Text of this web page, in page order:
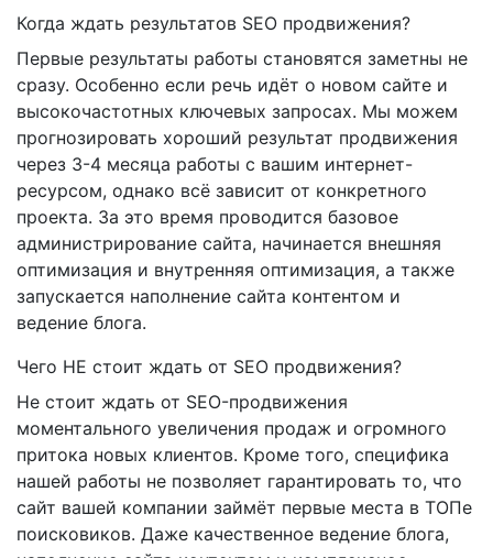
Когда ждать результатов SEO продвижения?
Первые результаты работы становятся заметны не
сразу. Особенно если речь идёт о новом сайте и
высокочастотных ключевых запросах. Мы можем
прогнозировать хороший результат продвижения
через 3-4 месяца работы с вашим интернет-
ресурсом, однако всё зависит от конкретного
проекта. За это время проводится базовое
администрирование сайта, начинается внешняя
оптимизация и внутренняя оптимизация, а также
запускается наполнение сайта контентом и
ведение блога.
Чего НЕ стоит ждать от SEO продвижения?
Не стоит ждать от SEO-продвижения
моментального увеличения продаж и огромного
притока новых клиентов. Кроме того, специфика
нашей работы не позволяет гарантировать то, что
сайт вашей компании займёт первые места в ТОПе
поисковиков. Даже качественное ведение блога,